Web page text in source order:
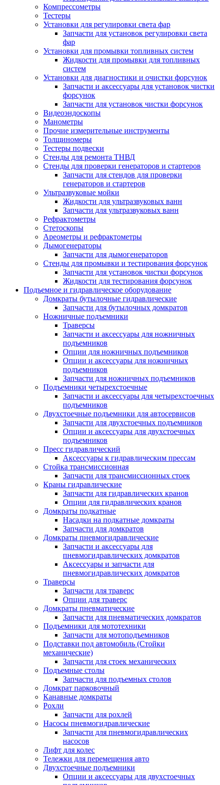
Компрессометры
Тестеры
Установки для регулировки света фар
Запчасти для установок регулировки света
фар
Установки для промывки топливных систем
Жидкости для промывки для топливных
систем
Установки для диагностики и очистки форсунок
Запчасти и аксессуары для установок чистки
форсунок
Запчасти для установок чистки форсунок
Видеоэндоскопы
Манометры
Прочие измерительные инструменты
Толщиномеры
Тестеры подвески
Стенды для ремонта ТНВД
Стенды для проверки генераторов и стартеров
Запчасти для стендов для проверки
генераторов и стартеров
Ультразвуковые мойки
Жидкости для ультразвуковых ванн
Запчасти для ультразвуковых ванн
Рефрактометры
Стетоскопы
Ареометры и рефрактометры
Дымогенераторы
Запчасти для дымогенераторов
Стенды для промывки и тестирования форсунок
Запчасти для установок чистки форсунок
Жидкости для тестирования форсунок
Подъемное и гидравлическое оборудование
Домкраты бутылочные гидравлические
Запчасти для бутылочных домкратов
Ножничные подъемники
Траверсы
Запчасти и аксессуары для ножничных
подъемников
Опции для ножничных подъемников
Опции и аксессуары для ножничных
подъемников
Запчасти для ножничных подъемников
Подъемники четырехстоечные
Запчасти и аксессуары для четырехстоечных
подъемников
Двухстоечные подъемники для автосервисов
Запчасти для двухстоечных подъемников
Опции и аксессуары для двухстоечных
подъемников
Пресс гидравлический
Аксессуары к гидравлическим прессам
Стойка трансмиссионная
Запчасти для трансмиссионных стоек
Краны гидравлические
Запчасти для гидравлических кранов
Опции для гидравлических кранов
Домкраты подкатные
Насадки на подкатные домкраты
Запчасти для домкратов
Домкраты пневмогидравлические
Запчасти и аксессуары для
пневмогидравлических домкратов
Аксессуары и запчасти для
пневмогидравлических домкратов
Траверсы
Запчасти для траверс
Опции для траверс
Домкраты пневматические
Запчасти для пневматических домкратов
Подъемники для мототехники
Запчасти для мотоподъемников
Подставки под автомобиль (Стойки
механические)
Запчасти для стоек механических
Подъемные столы
Запчасти для подъемных столов
Домкрат парковочный
Канавные домкраты
Рохли
Запчасти для рохлей
Насосы пневмогидравлические
Запчасти для пневмогидравлических
насосов
Лифт для колес
Тележки для перемещения авто
Двухстоечные подъемники
Опции и аксессуары для двухстоечных